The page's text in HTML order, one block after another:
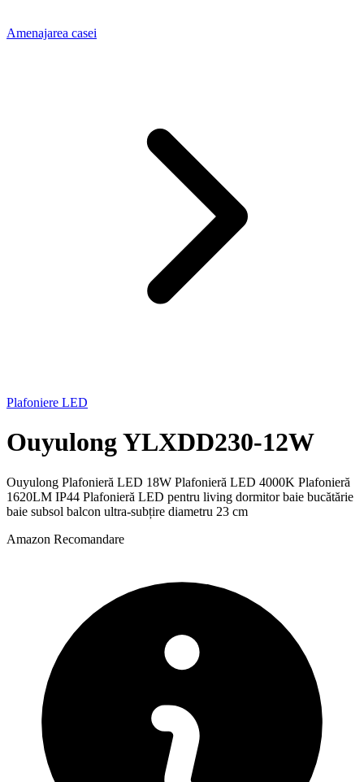
Amenajarea casei
Plafoniere LED
Ouyulong YLXDD230-12W
Ouyulong Plafonieră LED 18W Plafonieră LED 4000K Plafonieră
1620LM IP44 Plafonieră LED pentru living dormitor baie bucătărie
baie subsol balcon ultra-subțire diametru 23 cm
Amazon Recomandare